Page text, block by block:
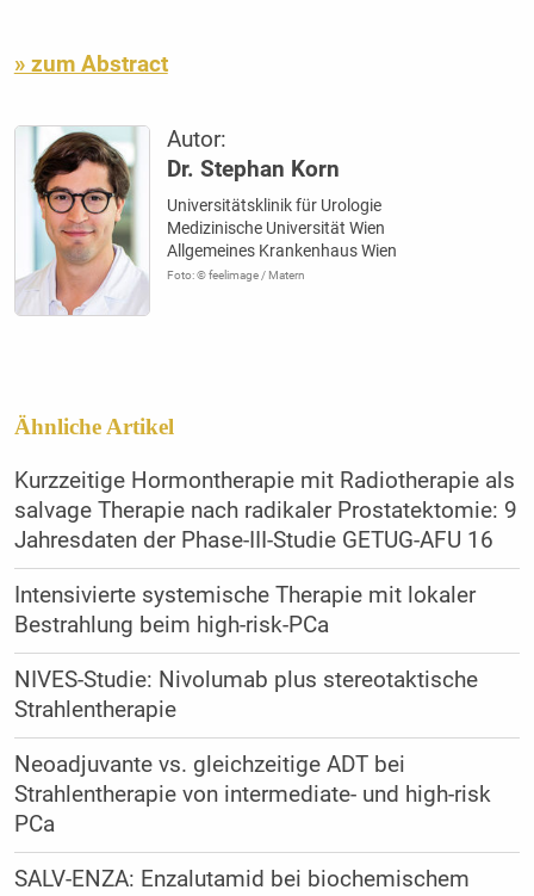
» zum Abstract
Autor:
Dr. Stephan Korn
Universitätsklinik für Urologie
Medizinische Universität Wien
Allgemeines Krankenhaus Wien
Foto: © feelimage / Matern
Ähnliche Artikel
Kurzzeitige Hormontherapie mit Radiotherapie als
salvage Therapie nach radikaler Prostatektomie: 9
Jahresdaten der Phase-III-Studie GETUG-AFU 16
Intensivierte systemische Therapie mit lokaler
Bestrahlung beim high-risk-PCa
NIVES-Studie: Nivolumab plus stereotaktische
Strahlentherapie
Neoadjuvante vs. gleichzeitige ADT bei
Strahlentherapie von intermediate- und high-risk
PCa
SALV-ENZA: Enzalutamid bei biochemischem